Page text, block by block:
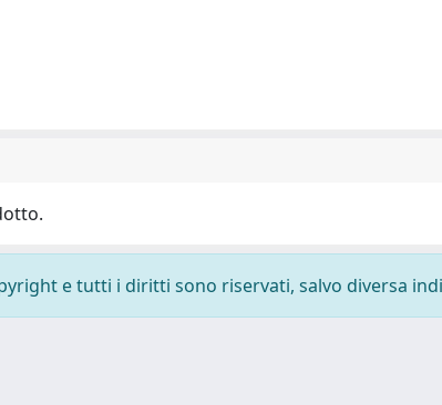
e tutti i diritti sono riservati, salvo diversa